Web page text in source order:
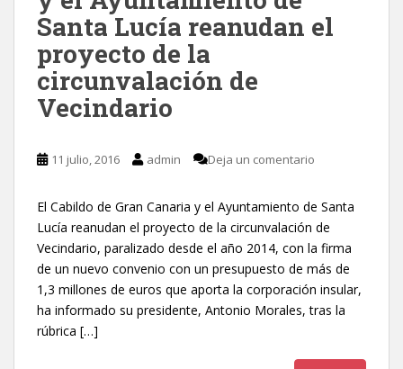
Santa Lucía reanudan el
proyecto de la
circunvalación de
Vecindario
11 julio, 2016 admin Deja un comentario
El Cabildo de Gran Canaria y el Ayuntamiento de Santa
Lucía reanudan el proyecto de la circunvalación de
Vecindario, paralizado desde el año 2014, con la firma
de un nuevo convenio con un presupuesto de más de
1,3 millones de euros que aporta la corporación insular,
ha informado su presidente, Antonio Morales, tras la
rúbrica […]